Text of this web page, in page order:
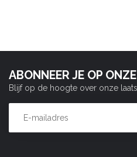
ABONNEER JE OP
Blijf op de hoogte over onze